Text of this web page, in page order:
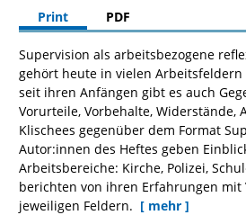
Print
PDF
Supervision als arbeitsbezogene
gehört heute in vielen Arbeitsfeldern
seit ihren Anfängen gibt es auch
Vorurteile, Vorbehalte, Widerstände,
Klischees gegenüber dem Format
Autor:innen des Heftes geben
Arbeitsbereiche: Kirche, Polizei,
berichten von ihren Erfahrungen mit
jeweiligen Feldern. [ mehr ]